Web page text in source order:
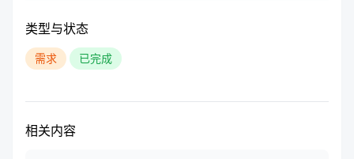
类型与状态
需求 已完成
相关内容